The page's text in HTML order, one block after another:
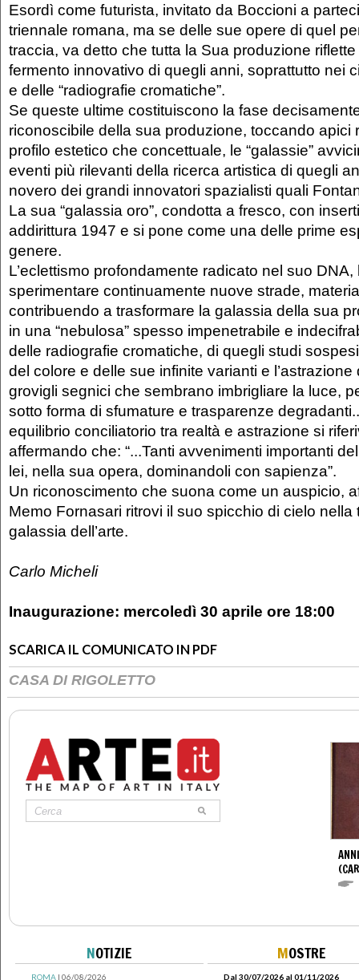
Esordì come futurista, invitato da Boccioni a
triennale romana, ma se delle sue opere di quel
traccia, va detto che tutta la Sua produzione
fermento innovativo di quegli anni, soprattutto nei
e delle “radiografie cromatiche”.
Se queste ultime costituiscono la fase
riconoscibile della sua produzione, toccando apici
profilo estetico che concettuale, le “galassie”
eventi più rilevanti della ricerca artistica di quegli
novero dei grandi innovatori spazialisti quali
La sua “galassia oro”, condotta a fresco, con
addirittura 1947 e si pone come una delle prime
genere.
L’eclettismo profondamente radicato nel suo DNA,
sperimentare continuamente nuove strade,
contribuendo a trasformare la galassia della sua
in una “nebulosa” spesso impenetrabile e
delle radiografie cromatiche, di quegli studi
del colore e delle sue infinite varianti e l’astrazione
grovigli segnici che sembrano imbrigliare la luce,
sotto forma di sfumature e trasparenze
equilibrio conciliatorio tra realtà e astrazione si
affermando che: “...Tanti avvenimenti importanti
lei, nella sua opera, dominandoli con sapienza”.
Un riconoscimento che suona come un auspicio,
Memo Fornasari ritrovi il suo spicchio di cielo nella
galassia dell’arte.
Carlo Micheli
Inaugurazione: mercoledì 30 aprile ore 18:00
SCARICA IL COMUNICATO IN PDF
CASA DI RIGOLETTO
NOTIZIE
ROMA| 06/08/2026
MOSTRE
Dal 30/07/2026 al 01/11/2026